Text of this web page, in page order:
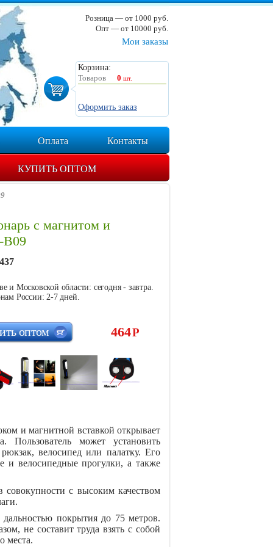
Мои заказы
Корзина:
Товаров
0 шт.
Оформить заказ
Розница — от 1000 руб.
Опт — от 10000 руб.
Оплата Контакты
КУПИТЬ ОПТОМ
с магнитом и
и Московской области: сегодня - завтра.
России: 2-7 дней.
464Р
оптом
и магнитной вставкой открывает
Пользователь может установить
велосипед или палатку. Его
и велосипедные прогулки, а также
с высоким качеством
покрытия до 75 метров.
не составит труда взять с собой
места.